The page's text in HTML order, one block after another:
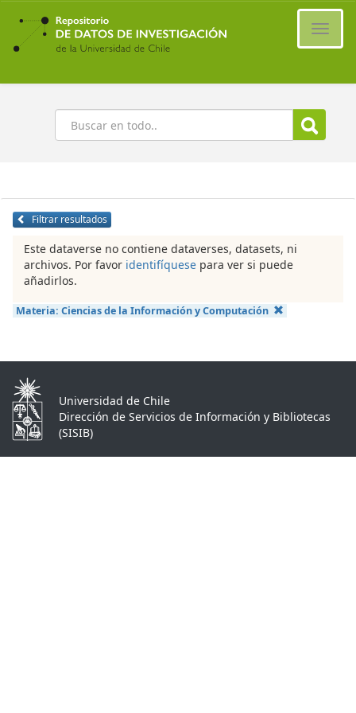
Ir
contenido
principal
Buscar
Filtrar resultados
Este dataverse no contiene dataverses, datasets, ni
archivos. Por favor identifíquese para ver si puede
añadirlos.
Materia: Ciencias de la Información y Computación
Universidad de Chile
Dirección de Servicios de Información y Bibliotecas
(SISIB)